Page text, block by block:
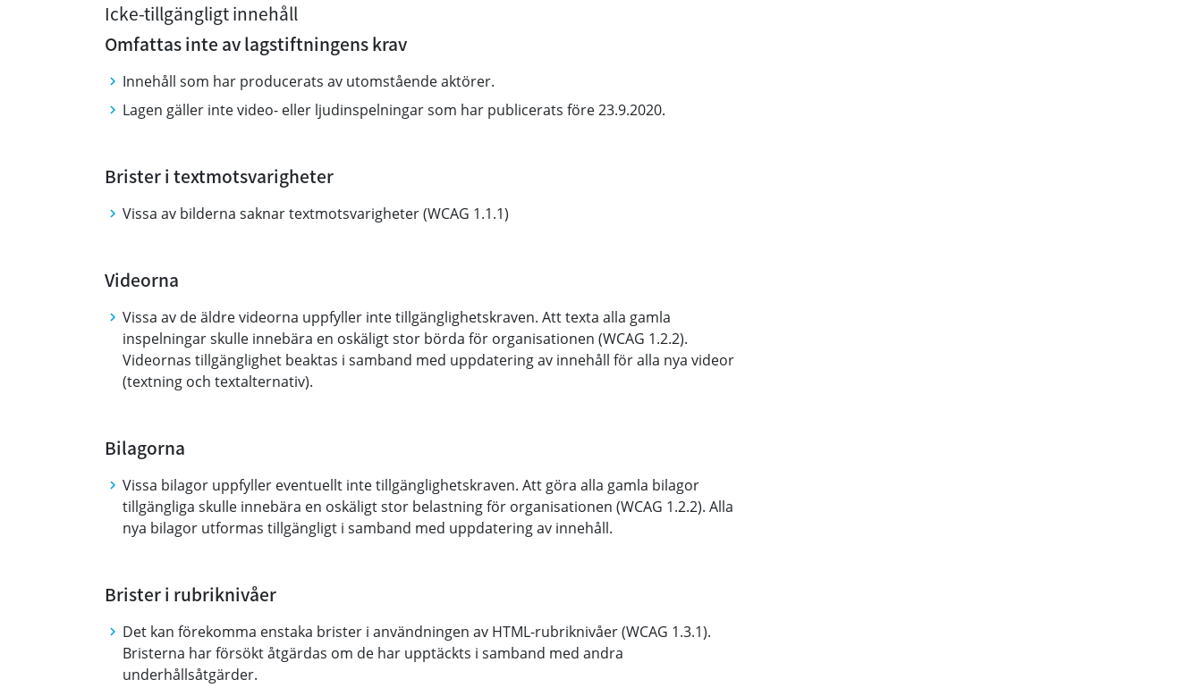
Icke-tillgängligt innehåll
Omfattas inte av lagstiftningens krav
Innehåll som har producerats av utomstående aktörer.
Lagen gäller inte video- eller ljudinspelningar som har publicerats före 23.9.2020.
Brister i textmotsvarigheter
Vissa av bilderna saknar textmotsvarigheter (WCAG 1.1.1)
Videorna
Vissa av de äldre videorna uppfyller inte tillgänglighetskraven. Att texta alla gamla
inspelningar skulle innebära en oskäligt stor börda för organisationen (WCAG 1.2.2).
Videornas tillgänglighet beaktas i samband med uppdatering av innehåll för alla nya videor
(textning och textalternativ).
Bilagorna
Vissa bilagor uppfyller eventuellt inte tillgänglighetskraven. Att göra alla gamla bilagor
tillgängliga skulle innebära en oskäligt stor belastning för organisationen (WCAG 1.2.2). Alla
nya bilagor utformas tillgängligt i samband med uppdatering av innehåll.
Brister i rubriknivåer
Det kan förekomma enstaka brister i användningen av HTML-rubriknivåer (WCAG 1.3.1).
Bristerna har försökt åtgärdas om de har upptäckts i samband med andra
underhållsåtgärder.